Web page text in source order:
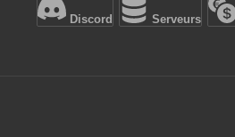
Discord Serveurs